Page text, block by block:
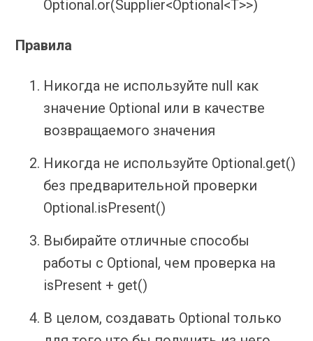
Optional.or(Supplier<Optional<T>>)
Правила
Никогда не используйте null как
значение Optional или в качестве
возвращаемого значения
Никогда не используйте Optional.get()
без предварительной проверки
Optional.isPresent()
Выбирайте отличные способы
работы с Optional, чем проверка на
isPresent + get()
В целом, создавать Optional только